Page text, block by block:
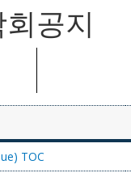
공지
TOC